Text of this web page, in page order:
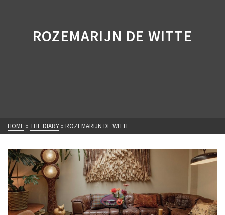
ROZEMARIJN DE WITTE
HOME » THE DIARY » ROZEMARIJN DE WITTE